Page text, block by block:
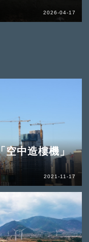
2026-04-17
空中造樓機」
2021-11-17